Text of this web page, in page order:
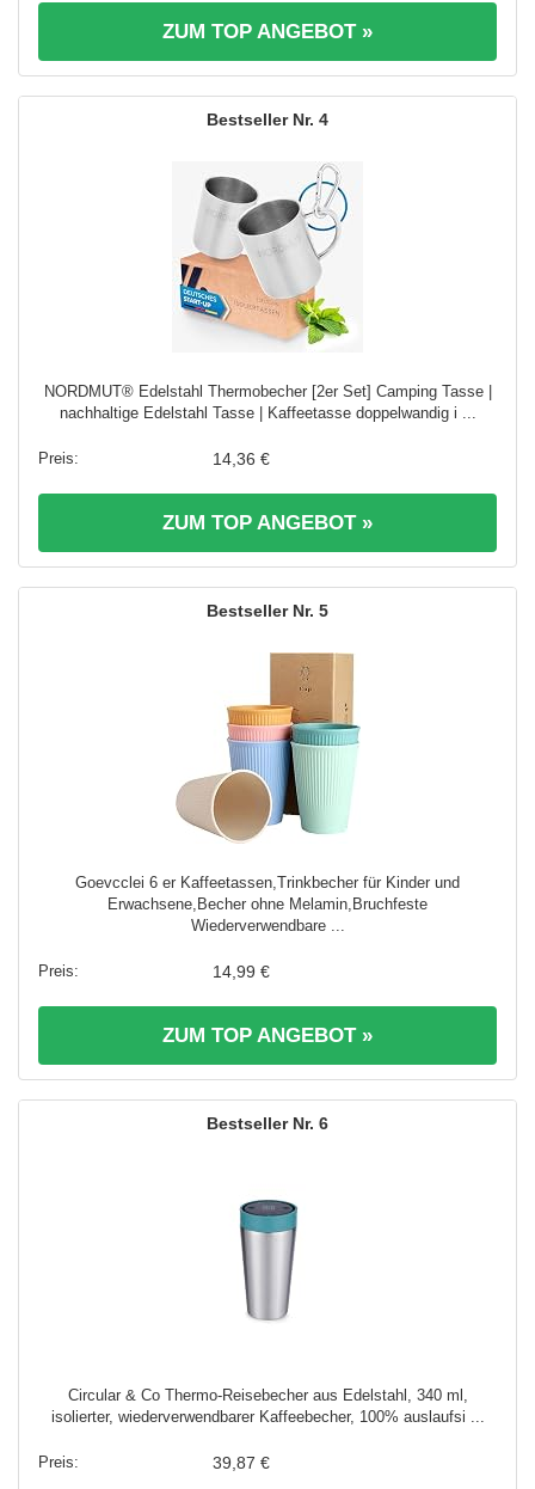
ZUM TOP ANGEBOT »
4
NORDMUT® Edelstahl Thermobecher [2er Set] Camping Tasse |
nachhaltige Edelstahl Tasse | Kaffeetasse doppelwandig i ...
14,36 €
ZUM TOP ANGEBOT »
5
Goevcclei 6 er Kaffeetassen,Trinkbecher für Kinder und
Erwachsene,Becher ohne Melamin,Bruchfeste
Wiederverwendbare ...
14,99 €
ZUM TOP ANGEBOT »
6
Circular & Co Thermo-Reisebecher aus Edelstahl, 340 ml,
isolierter, wiederverwendbarer Kaffeebecher, 100% auslaufsi ...
39,87 €